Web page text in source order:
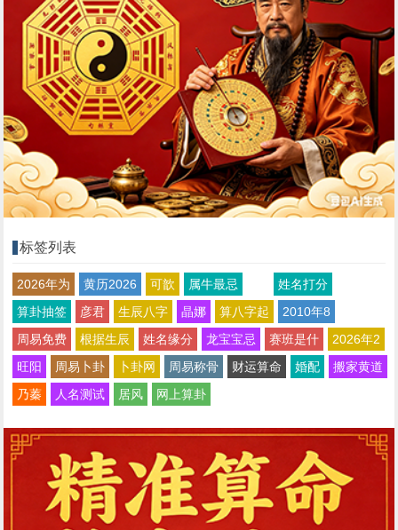
标签列表
2026年为 黄历2026 可歆 属牛最忌
姓名打分
算卦抽签
彦君 生辰八字 晶娜 算八字起
2010年8
周易免费
根据生辰 姓名缘分 龙宝宝忌 赛班是什
2026年2
旺阳
周易卜卦 卜卦网 周易称骨 财运算命 婚配
搬家黄道
乃蓁
人名测试 居风 网上算卦